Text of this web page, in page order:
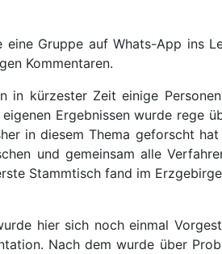
eine Gruppe auf Whats-App ins
Kommentaren.
in kürzester Zeit einige
Ergebnissen wurde rege
in diesem Thema geforscht
und gemeinsam alle
Stammtisch fand im
hier sich noch einmal
Nach dem wurde über